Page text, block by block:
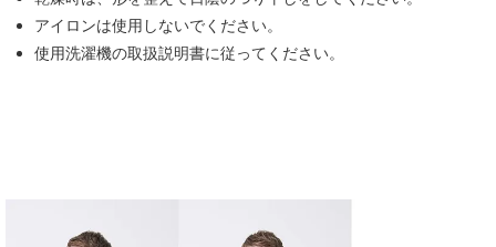
アイロンは使用しないでください。
使用洗濯機の取扱説明書に従ってください。